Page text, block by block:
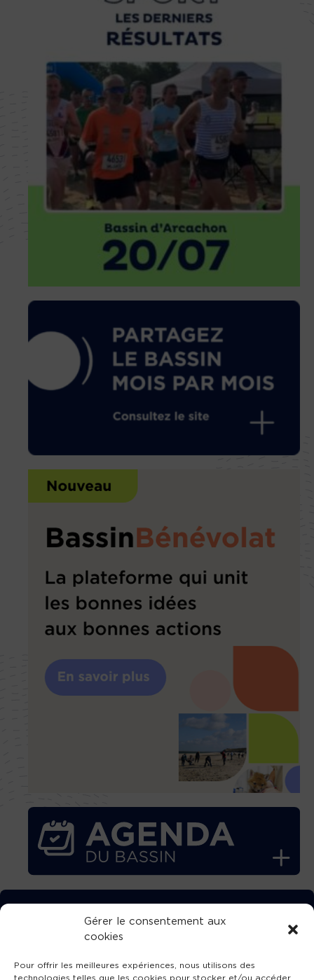
Gérer le consentement aux
cookies
Pour offrir les meilleures expériences, nous utilisons des
technologies telles que les cookies pour stocker et/ou accéder
TÉLÉCHARGEZ GRATUITEMENT
L’APPLICATION TVBA !